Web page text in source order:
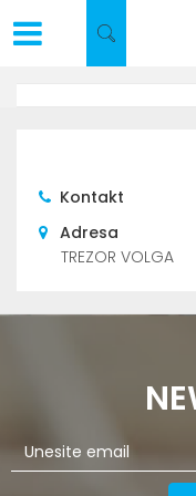
Kontakt
Adresa
TREZOR VOLGA